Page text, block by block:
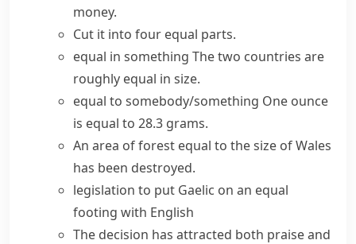
money.
Cut it into four equal parts.
equal in something The two countries are
roughly equal in size.
equal to somebody/something One ounce
is equal to 28.3 grams.
An area of forest equal to the size of Wales
has been destroyed.
legislation to put Gaelic on an equal
footing with English
The decision has attracted both praise and